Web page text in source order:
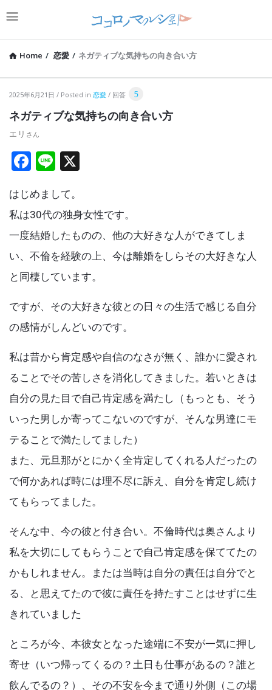
Home / 恋愛 / ネガティブな気持ちの向き合い方
コ
コ
ロ
ノ
マ
ル
ェ
Latest
Articles
2025年6月21日 Posted in 恋愛 回答 5
ネガティブな気持ちの向き合い方
エリ
F
ce
b
o
o
k
Li
e
はじめまして。
私は30代の独身女性です。
一度結婚したものの、他の大好きな人ができてしま
い、不倫を経験の上、今は離婚をしらその大好きな人
と同棲しています。
ですが、その大好きな彼との日々の生活で感じる自分
の感情がしんどいのです。
私は昔から肯定感や自信のなさが無く、誰かに愛され
ることでその苦しさを消化してきました。若いときは
自分の見た目で自己肯定感を満たし（もっとも、そう
いった男しか寄ってこないのですが、そんな男達にモ
テることで満たしてました）
また、元旦那がとにかく全肯定してくれる人だったの
で何かあれば時には理不尽に訴え、自分を肯定し続け
てもらってました。
そんな中、今の彼と付き合い。不倫時代は奥さんより
私を大切にしてもらうことで自己肯定感を保ててたの
かもしれません。または当時は自分の責任は自分でと
る、と思えてたので彼に責任を持たすことはせずに生
きれていました
ところが今、本彼女となった途端に不安が一気に押し
寄せ（いつ帰ってくるの？土日も仕事があるの？誰と
飲んでるの？）、その不安を今まで通り外側（この場